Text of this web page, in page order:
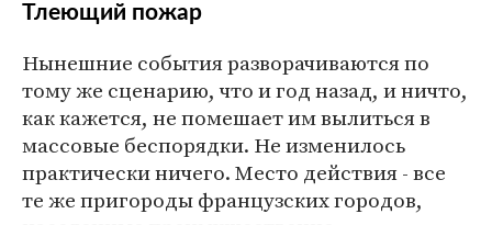
Тлеющий пожар
Нынешние события разворачиваются по
тому же сценарию, что и год назад, и ничто,
как кажется, не помешает им вылиться в
массовые беспорядки. Не изменилось
практически ничего. Место действия - все
те же пригороды французских городов,